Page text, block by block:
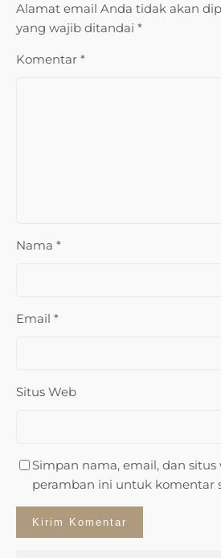
Alamat email Anda tidak akan
yang wajib ditandai *
Komentar *
Nama *
Email *
Situs Web
Simpan nama, email, dan situs
peramban ini untuk komentar